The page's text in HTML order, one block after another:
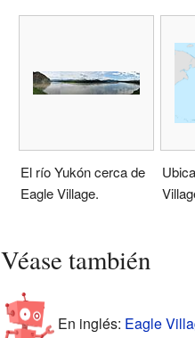
El río Yukón cerca de
Eagle Village.
Véase también
En inglés: Eagle